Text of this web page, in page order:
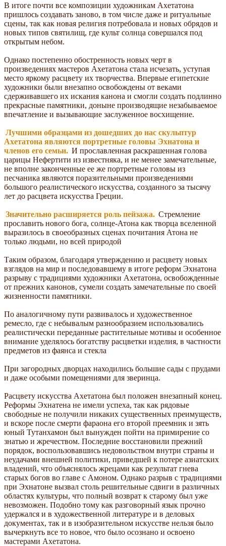
В итоге почти все композиции художникам Ахетатона
пришлось создавать заново, в том числе даже и ритуальные
сцены, так как новая религия потребовала и новых обрядов и
новых типов святилищ, где культ солнца совершался под
открытым небом.
Однако постепенно обостренность новых черт в
произведениях мастеров Ахетатона стала исчезать, уступая
место яркому расцвету их творчества. Впервые египетские
художники были внезапно освобождены от веками
сдерживавшего их искания канона и смогли создать подлинно
прекрасные памятники, доныне производящие незабываемое
впечатление и вызывающие заслуженное восхищение.
Лучшими образцами из дошедших до нас скульптур
Ахетатона являются портретные головы Эхнатона и
членов его семьи. И прославленная раскрашенная голова
царицы Нефертити из известняка, и не менее замечательные,
не вполне законченные ее же портретные головы из
песчаника являются поразительными произведениями
большого реалистического искусства, созданного за тысячу
лет до расцвета искусства Греции.
Значительно расширяется роль пейзажа. Стремление
прославить нового бога, солнце-Атона как творца вселенной
выразилось в своеобразных сценах почитания Атона не
только людьми, но всей природой
Таким образом, благодаря утверждению и расцвету новых
взглядов на мир и последовавшему в итоге реформ Эхнатона
разрыву с традициями художники Ахетатона, освобожденные
от прежних канонов, сумели создать замечательные по своей
жизненности памятники.
По аналогичному пути развивалось и художественное
ремесло, где с небывалым разнообразием использовались
реалистически переданные растительные мотивы и особенное
внимание уделялось богатству расцветки изделия, в частности
предметов из фаянса и стекла
При загородных дворцах находились большие сады с прудами
и даже особыми помещениями для зверинца.
Расцвету искусства Ахетатона был положен внезапный конец.
Реформы Эхнатена не имели успеха, так как рядовые
свободные не получили никаких существенных преимуществ,
и вскоре после смерти фараона его второй преемник и зять
юный Тутанхамон был вынужден пойти на примирение со
знатью и жречеством. Последние восстановили прежний
порядок, воспользовавшись недовольством внутри страны и
неудачами внешней политики, приведшей к потере азиатских
владений, что объяснялось жрецами как результат гнева
старых богов во главе с Амоном. Однако разрыв с традициями
при Эхнатоне вызвал столь решительные сдвиги в различных
областях культуры, что полный возврат к старому был уже
невозможен. Подобно тому как разговорный язык прочно
удержался и в художественной литературе и в деловых
документах, так и в изобразительном искусстве нельзя было
вычеркнуть все то новое, что было осознано и освоено
мастерами Ахетатона.